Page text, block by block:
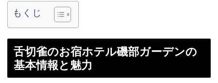
もくじ
舌切雀のお宿ホテル磯部ガーデンの
基本情報と魅力